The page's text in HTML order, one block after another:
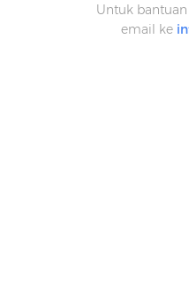
Untuk
email ke